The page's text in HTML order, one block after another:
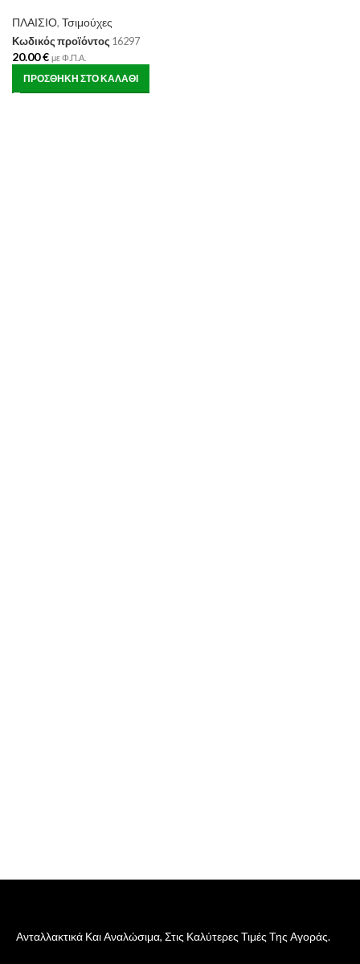
ΠΛΑΙΣΙΟ, Τσιμούχες
Κωδικός προϊόντος 16297
20.00€ με Φ.Π.Α.
ΠΡΟΣΘΉΚΗ ΣΤΟ ΚΑΛΆΘΙ
Ανταλλακτικά Και Αναλώσιμα, Στις Καλύτερες Τιμές Της Αγοράς.